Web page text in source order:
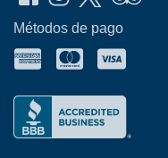
Métodos de pago